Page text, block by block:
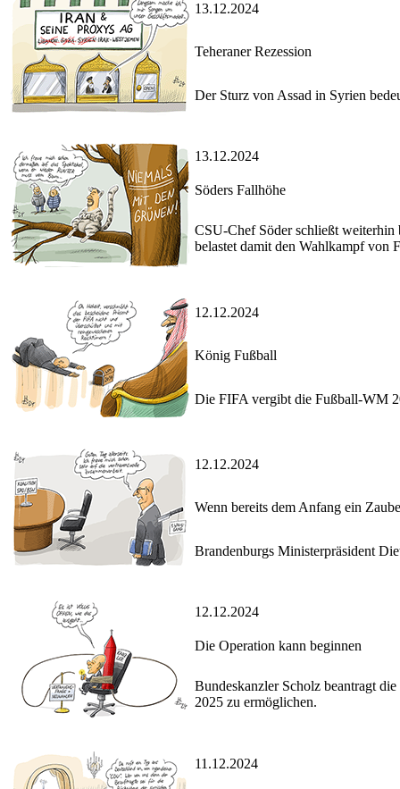
13.12.2024
Teheraner Rezession
Der Sturz von Assad in Syrien
13.12.2024
Söders Fallhöhe
CSU-Chef Söder schließt weiterhin
belastet damit den Wahlkampf von
12.12.2024
König Fußball
Die FIFA vergibt die Fußball-WM
12.12.2024
Wenn bereits dem Anfang ein
Brandenburgs Ministerpräsident
12.12.2024
Die Operation kann beginnen
Bundeskanzler Scholz beantragt
2025 zu ermöglichen.
11.12.2024